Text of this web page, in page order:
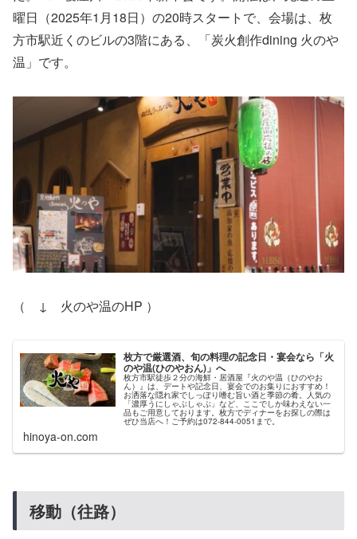
曜日（2025年1月18日）の20時スタートで、会場は、枚
方市駅近くのビルの3階にある、「炭火創作dining 火のや
温」です。
（ ↓ 火のや温のHP ）
枚方で厳選酒、旬の料理の記念日・宴会なら「火
のや温(ひのやおん)」へ
枚方市駅徒歩２分の海鮮・居酒屋『火のや温（ひのやお
ん）』は、デートや記念日、宴会でのお集りにおすすめ！
お洒落な隠れ家でしっぽり嗜む旨い酒と季節の肴。人気の
「濃厚うにしゃぶしゃぶ」など、ここでしか味わえない一
品もご用意しております。枚方でディナーをお探しの際は
ぜひ当店へ！ご予約は072-844-0051まで。
hinoya-on.com
移動（往路）